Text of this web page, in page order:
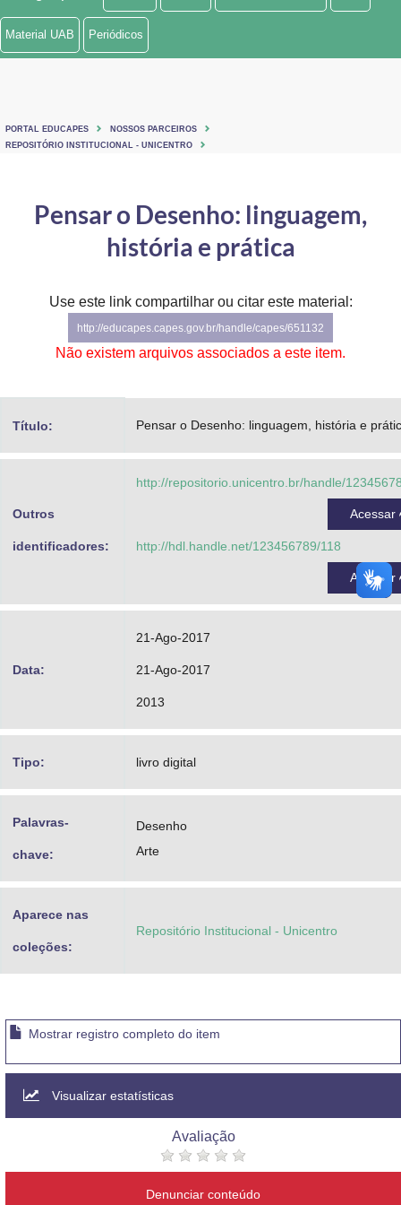
Ministério de Minas e Energia
Ministério do Turismo
Controladoria-Geral da União
Ministério da Mulher, da Família e dos Direitos Humanos
Secretaria-Geral
Advocacia-Geral da União
Banco Central do Brasil
Material UAB Periódicos
PORTAL EDUCAPES
NOSSOS PARCEIROS
REPOSITÓRIO INSTITUCIONAL - UNICENTRO
Pensar o Desenho: linguagem,
história e prática
Use este link compartilhar ou citar este material:
http://educapes.capes.gov.br/handle/capes/651132
Não existem arquivos associados a este item.
Título: Pensar o Desenho: linguagem, história e
Outros
identificadores:
http://repositorio.unicentro.br/handle/
Acessar
http://hdl.handle.net/123456789/118
Acessar
Data:
21-Ago-2017
21-Ago-2017
2013
Tipo: livro digital
Palavras-
chave:
Desenho
Arte
Aparece nas
coleções:
Repositório Institucional - Unicentro
Mostrar registro completo do item
Visualizar estatísticas
Avaliação
Denunciar conteúdo